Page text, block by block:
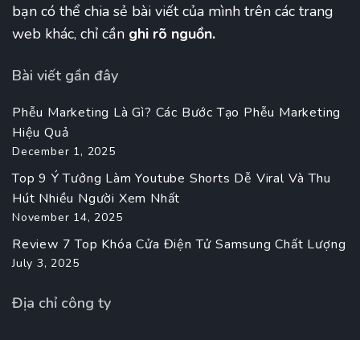
bạn có thể chia sẻ bài viết của mình trên các trang
web khác, chỉ cần ghi rõ nguồn.
Bài viết gần đây
Phễu Marketing Là Gì? Các Bước Tạo Phễu Marketing
Hiệu Quả
December 1, 2025
Top 9 Ý Tưởng Làm Youtube Shorts Dễ Viral Và Thu
Hút Nhiều Người Xem Nhất
November 14, 2025
Review 7 Top Khóa Cửa Điện Tử Samsung Chất Lượng
July 3, 2025
Địa chỉ công ty